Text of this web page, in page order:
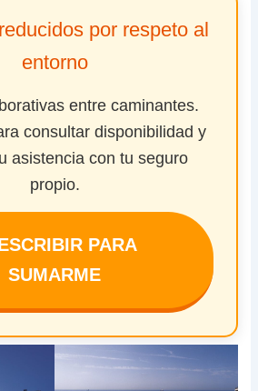
por respeto al
entorno
entre caminantes.
consultar disponibilidad y
asistencia con tu seguro
propio.
PARA
SUMARME